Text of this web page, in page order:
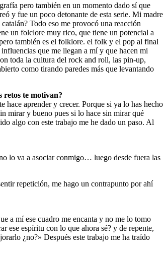
pero también en un momento dado sí que
y fue un poco detonante de esta serie. Mi madre
Todo eso me provocó una reacción
un folclore muy rico, que tiene un potencial a
también es el folklore. el folk y el pop al final
que me llegan a mí y que hacen mi
toda la cultura del rock and roll, las pin-up,
como tirando paredes más que levantando
retos te motivan?
hace aprender y crecer. Porque si ya lo has hecho
mirar y bueno pues si lo hace sin mirar qué
algo con este trabajo me he dado un paso. Al
lo va a asociar conmigo… luego desde fuera las
repetición, me hago un contrapunto por ahí
a mí ese cuadro me encanta y no me lo tomo
ese espíritu con lo que ahora sé? y de repente,
¿no?» Después este trabajo me ha traído